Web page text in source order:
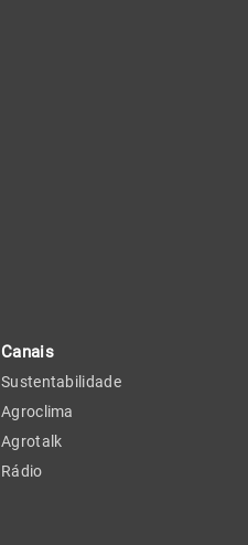
Canais
Sustentabilidade
Agroclima
Agrotalk
Rádio